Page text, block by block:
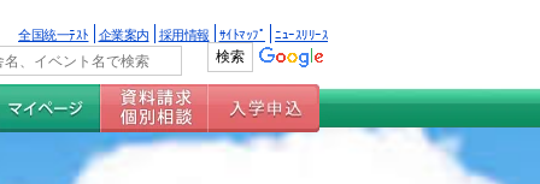
全国統一ﾃｽﾄ 企業案内 採用情報 ｻｲﾄﾏｯﾌﾟ ﾆｭｰｽﾘﾘｰｽ